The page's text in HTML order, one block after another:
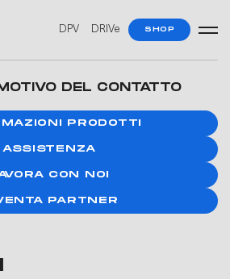
DPV DRIVe SHOP
DEL CONTATTO
PRODOTTI
ASSISTENZA
CON NOI
PARTNER